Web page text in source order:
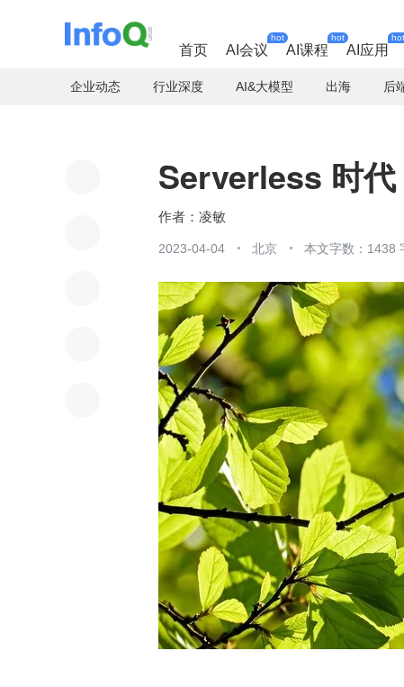
首页 AI会议
hot
AI课程
hot
AI应用
hot
企业动态 行业深度 AI&大模型 出海 后
Serverless 时代
凌敏
2023-04-04 北京 本文字数：1438